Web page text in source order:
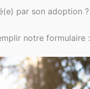
par son adoption ?
notre formulaire :